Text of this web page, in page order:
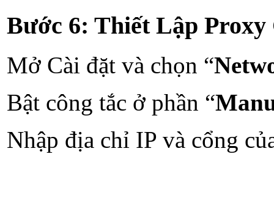
Bước 6: Thiết Lập
Mở Cài đặt và chọn “
Bật công tắc ở phần “
Nhập địa chỉ IP và cổng